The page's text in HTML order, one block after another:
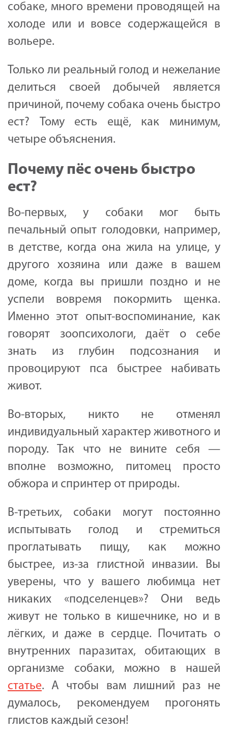
собаке, много времени проводящей на
холоде или и вовсе содержащейся в
вольере.
Только ли реальный голод и нежелание
делиться своей добычей является
причиной, почему собака очень быстро
ест? Тому есть ещё, как минимум,
четыре объяснения.
Почему пёс очень быстро
ест?
Во-первых, у собаки мог быть
печальный опыт голодовки, например,
в детстве, когда она жила на улице, у
другого хозяина или даже в вашем
доме, когда вы пришли поздно и не
успели вовремя покормить щенка.
Именно этот опыт-воспоминание, как
говорят зоопсихологи, даёт о себе
знать из глубин подсознания и
провоцируют пса быстрее набивать
живот.
Во-вторых, никто не отменял
индивидуальный характер животного и
породу. Так что не вините себя —
вполне возможно, питомец просто
обжора и спринтер от природы.
В-третьих, собаки могут постоянно
испытывать голод и стремиться
проглатывать пищу, как можно
быстрее, из-за глистной инвазии. Вы
уверены, что у вашего любимца нет
никаких «подселенцев»? Они ведь
живут не только в кишечнике, но и в
лёгких, и даже в сердце. Почитать о
внутренних паразитах, обитающих в
организме собаки, можно в нашей
статье. А чтобы вам лишний раз не
думалось, рекомендуем прогонять
глистов каждый сезон!